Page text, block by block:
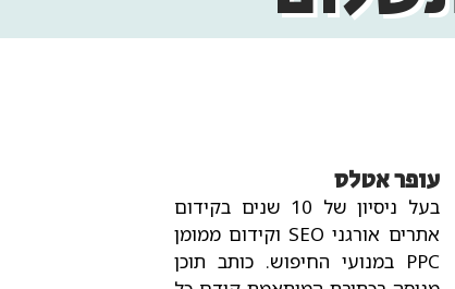
עופר אטלס
בעל ניסיון של 10 שנים בקידום
אתרים אורגני SEO וקידום ממומן
PPC במנועי החיפוש.
כותב תוכן